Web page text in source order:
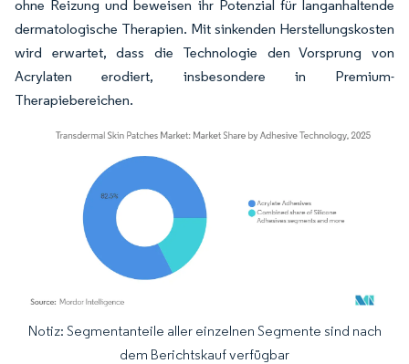
ohne Reizung und beweisen ihr Potenzial für langanhaltende
dermatologische Therapien. Mit sinkenden Herstellungskosten
wird erwartet, dass die Technologie den Vorsprung von
Acrylaten erodiert, insbesondere in Premium-
Therapiebereichen.
Bild © Mordor Intelligence. Wiederverwendung erfordert Namensnennung
Notiz: Segmentanteile aller einzelnen Segmente sind nach
dem Berichtskauf verfügbar